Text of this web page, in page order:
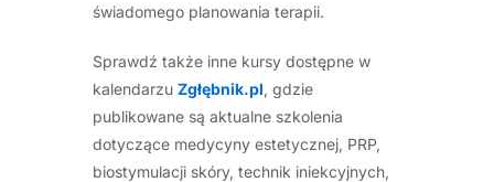
świadomego planowania terapii.
Sprawdź także inne kursy dostępne w
kalendarzu Zgłębnik.pl, gdzie
publikowane są aktualne szkolenia
dotyczące medycyny estetycznej, PRP,
biostymulacji skóry, technik iniekcyjnych,